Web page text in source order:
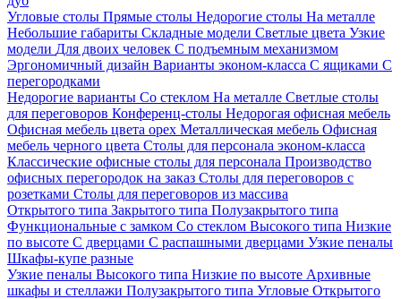
Угловые столы Прямые столы Недорогие столы На металле
Небольшие габариты Складные модели Светлые цвета Узкие
модели Для двоих человек С подъемным механизмом
Эргономичный дизайн Варианты эконом-класса С ящиками С
перегородками
Недорогие варианты Со стеклом На металле Светлые столы
для переговоров Конференц-столы Недорогая офисная мебель
Офисная мебель цвета орех Металлическая мебель Офисная
мебель черного цвета Столы для персонала эконом-класса
Классические офисные столы для персонала Производство
офисных перегородок на заказ Столы для переговоров с
розетками Столы для переговоров из массива
Открытого типа Закрытого типа Полузакрытого типа
Функциональные с замком Со стеклом Высокого типа Низкие
по высоте С дверцами С распашными дверцами Узкие пеналы
Шкафы-купе разные
Узкие пеналы Высокого типа Низкие по высоте Архивные
шкафы и стеллажи Полузакрытого типа Угловые Открытого